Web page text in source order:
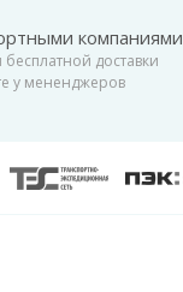
компаниями
доставки
у мененджеров